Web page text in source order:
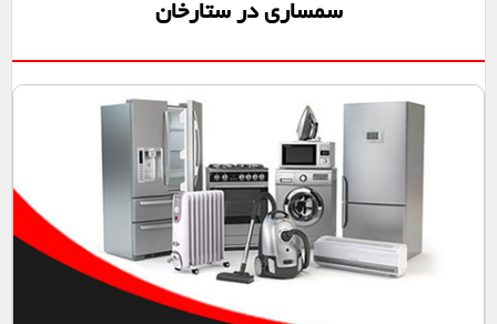
سمساری در ستارخان